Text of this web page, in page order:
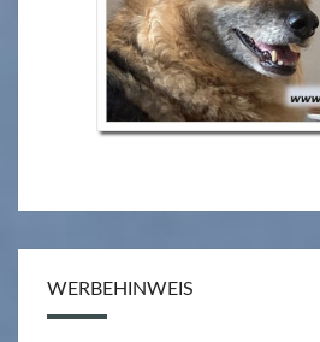
E
N
B
D
–
O
WERBEHINWEIS